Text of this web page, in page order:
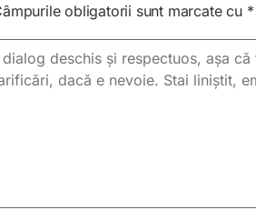
obligatorii sunt marcate cu *